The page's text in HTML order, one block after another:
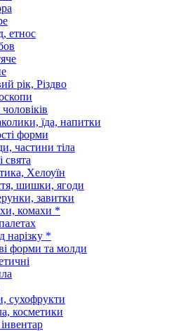
етнос
рік, Різдво
їда, напитки
форми
частини тіла
свята
Хелоуїн
шишки, ягоди
завитки
комахи *
нарізку *
форми та молди
сухофрукти
косметики